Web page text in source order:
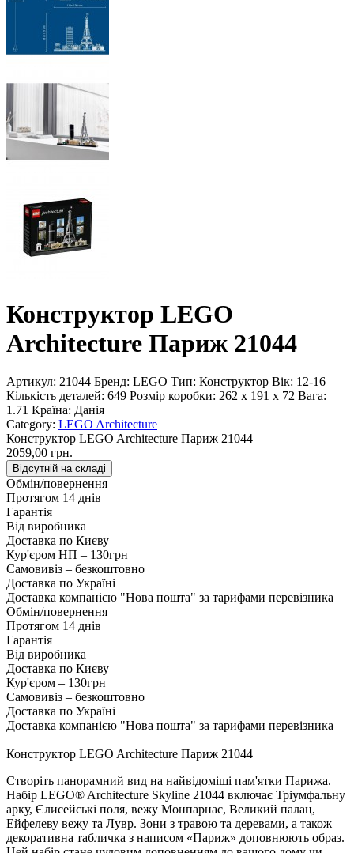
Конструктор LEGO
Architecture Париж 21044
Артикул: 21044 Бренд: LEGO Тип: Конструктор Вік: 12-16
Кількість деталей: 649 Розмір коробки: 262 x 191 x 72 Вага:
1.71 Країна: Данія
Category: LEGO Architecture
Конструктор LEGO Architecture Париж 21044
2059,00 грн.
Відсутній на складі
Обмін/повернення
Протягом 14 днів
Гарантія
Від виробника
Доставка по Києву
Кур'єром НП – 130грн
Самовивіз – безкоштовно
Доставка по Україні
Доставка компанією "Нова пошта" за тарифами перевізника
Обмін/повернення
Протягом 14 днів
Гарантія
Від виробника
Доставка по Києву
Кур'єром – 130грн
Самовивіз – безкоштовно
Доставка по Україні
Доставка компанією "Нова пошта" за тарифами перевізника
Конструктор LEGO Architecture Париж 21044
Створіть панорамний вид на найвідоміші пам'ятки Парижа.
Набір LEGO® Architecture Skyline 21044 включає Тріумфальну
арку, Єлисейські поля, вежу Монпарнас, Великий палац,
Ейфелеву вежу та Лувр. Зони з травою та деревами, а також
декоративна табличка з написом «Париж» доповнюють образ.